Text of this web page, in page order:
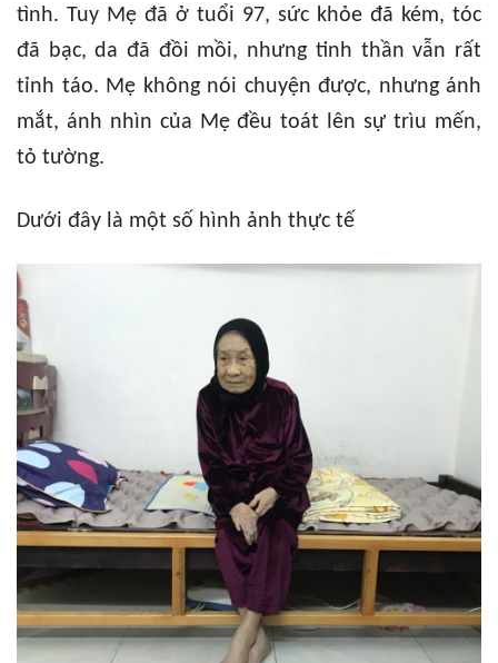
tình. Tuy Mẹ đã ở tuổi 97, sức khỏe đã kém, tóc
đã bạc, da đã đồi mồi, nhưng tinh thần vẫn rất
tỉnh táo. Mẹ không nói chuyện được, nhưng ánh
mắt, ánh nhìn của Mẹ đều toát lên sự trìu mến,
tỏ tường.
Dưới đây là một số hình ảnh thực tế